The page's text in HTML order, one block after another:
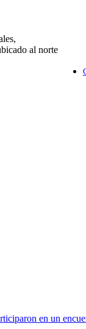
al norte
en un